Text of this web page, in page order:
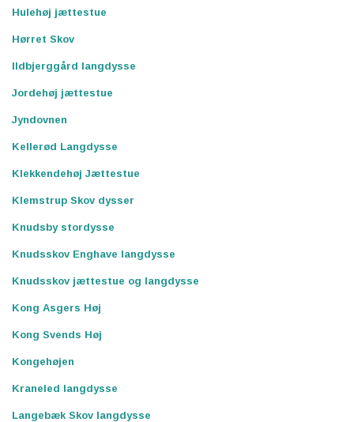
Hulehøj jættestue
Hørret Skov
Ildbjerggård langdysse
Jordehøj jættestue
Jyndovnen
Kellerød Langdysse
Klekkendehøj Jættestue
Klemstrup Skov dysser
Knudsby stordysse
Knudsskov Enghave langdysse
Knudsskov jættestue og langdysse
Kong Asgers Høj
Kong Svends Høj
Kongehøjen
Kraneled langdysse
Langebæk Skov langdysse